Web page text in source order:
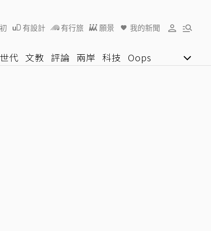
有設計 有行旅 願景 我的新聞
代 文教 評論 兩岸 科技 Oops